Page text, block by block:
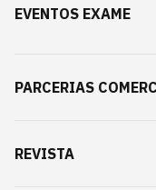
EVENTOS EXAME
PARCERIAS
REVISTA